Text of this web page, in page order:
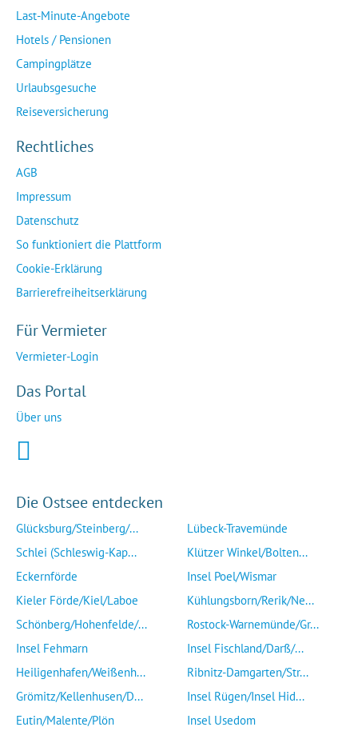
Last-Minute-Angebote
Hotels / Pensionen
Campingplätze
Urlaubsgesuche
Reiseversicherung
Rechtliches
AGB
Impressum
Datenschutz
So funktioniert die Plattform
Cookie-Erklärung
Barrierefreiheitserklärung
Für Vermieter
Vermieter-Login
Das Portal
Über uns
Die Ostsee entdecken
Glücksburg/Steinberg/...
Schlei (Schleswig-Kap...
Eckernförde
Kieler Förde/Kiel/Laboe
Schönberg/Hohenfelde/...
Insel Fehmarn
Heiligenhafen/Weißenh...
Grömitz/Kellenhusen/D...
Eutin/Malente/Plön
Lübeck-Travemünde
Klützer Winkel/Bolten...
Insel Poel/Wismar
Kühlungsborn/Rerik/Ne...
Rostock-Warnemünde/Gr...
Insel Fischland/Darß/...
Ribnitz-Damgarten/Str...
Insel Rügen/Insel Hid...
Insel Usedom